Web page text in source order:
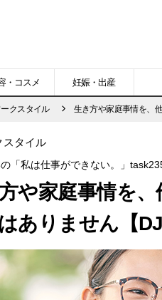
・コスメ 妊娠・出産
ークスタイル 生き方や家庭事情を、
スタイル
「私は仕事ができない。」
や家庭事情を
ありません【DJ